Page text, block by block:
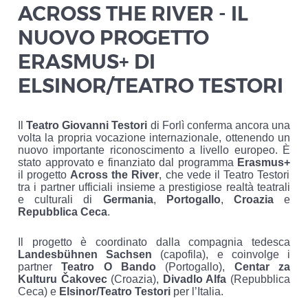
ACROSS THE RIVER - IL
NUOVO PROGETTO
ERASMUS+ DI
ELSINOR/TEATRO TESTORI
IlTeatro Giovanni Testori di Forlì conferma ancora una
volta la propria vocazione internazionale, ottenendo un
nuovo importante riconoscimento a livello europeo. È
stato approvato e finanziato dal programma Erasmus+
il progetto Across the River, che vede il Teatro Testori
tra i partner ufficiali insieme a prestigiose realtà teatrali
e culturali di Germania, Portogallo, Croaziae
Repubblica Ceca.
Il progetto è coordinato dalla compagnia tedesca
Landesbühnen Sachsen (capofila), e coinvolge i
partnerTeatro O Bando (Portogallo), Centar za
Kulturu Čakovec(Croazia), Divadlo Alfa (Repubblica
Ceca) e Elsinor/Teatro Testori per l’Italia.